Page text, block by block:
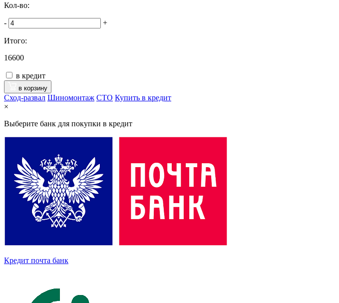
Кол-во:
- +
Итого:
16600
в кредит
в корзину
Сход-развал Шиномонтаж CTO Купить в кредит
×
Выберите банк для покупки в кредит
Кредит почта банк